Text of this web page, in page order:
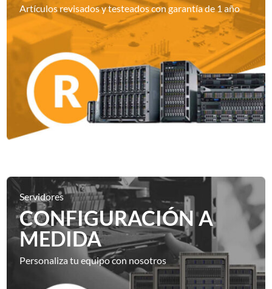
Artículos revisados y testeados con garantía de 1 año
Servidores
CONFIGURACIÓN A
MEDIDA
Personaliza tu equipo con nosotros